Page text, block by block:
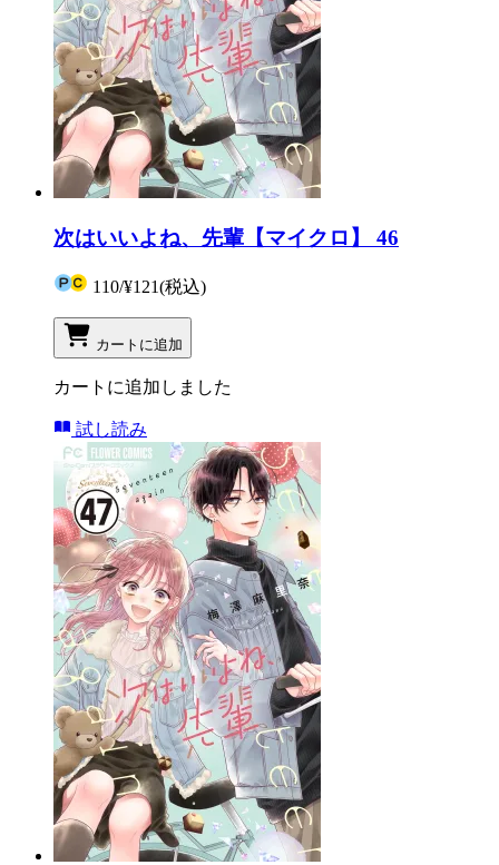
次はいいよね、先輩【マイクロ】 46
110/¥121(税込)
カートに追加
カートに追加しました
試し読み